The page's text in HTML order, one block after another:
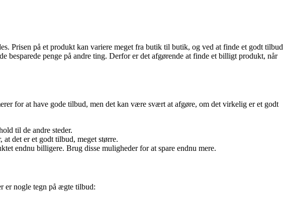
Prisen på et produkt kan variere meget fra butik til butik, og ved at finde et godt tilbud
penge på andre ting. Derfor er det afgørende at finde et billigt produkt, når
for at have gode tilbud, men det kan være svært at afgøre, om det virkelig er et godt
til de andre steder.
det er et godt tilbud, meget større.
endnu billigere. Brug disse muligheder for at spare endnu mere.
er nogle tegn på ægte tilbud: